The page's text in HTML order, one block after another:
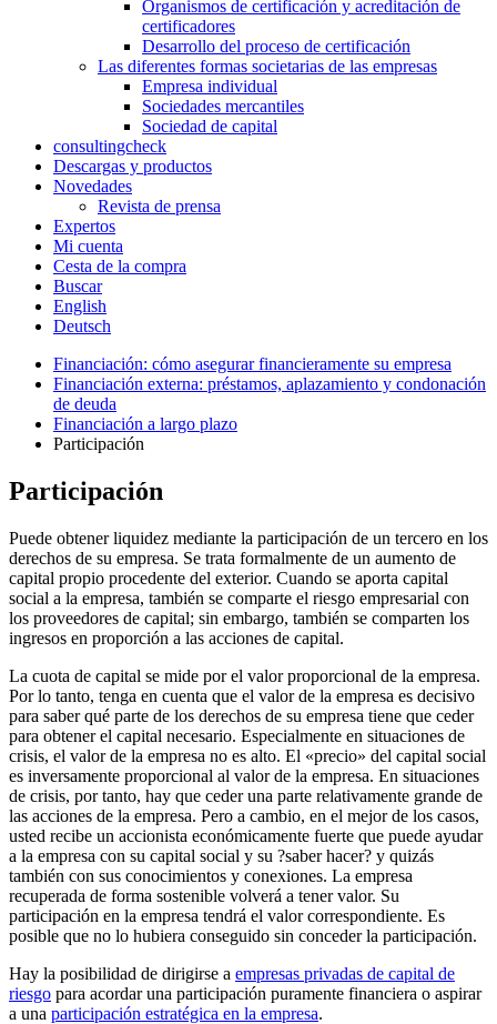
Organismos de certificación y acreditación de
certificadores
Desarrollo del proceso de certificación
Las diferentes formas societarias de las empresas
Empresa individual
Sociedades mercantiles
Sociedad de capital
consultingcheck
Descargas y productos
Novedades
Revista de prensa
Expertos
Mi cuenta
Cesta de la compra
Buscar
English
Deutsch
Financiación: cómo asegurar financieramente su empresa
Financiación externa: préstamos, aplazamiento y condonación
de deuda
Financiación a largo plazo
Participación
Participación
Puede obtener liquidez mediante la participación de un tercero en los
derechos de su empresa. Se trata formalmente de un aumento de
capital propio procedente del exterior. Cuando se aporta capital
social a la empresa, también se comparte el riesgo empresarial con
los proveedores de capital; sin embargo, también se comparten los
ingresos en proporción a las acciones de capital.
La cuota de capital se mide por el valor proporcional de la empresa.
Por lo tanto, tenga en cuenta que el valor de la empresa es decisivo
para saber qué parte de los derechos de su empresa tiene que ceder
para obtener el capital necesario. Especialmente en situaciones de
crisis, el valor de la empresa no es alto. El «precio» del capital social
es inversamente proporcional al valor de la empresa. En situaciones
de crisis, por tanto, hay que ceder una parte relativamente grande de
las acciones de la empresa. Pero a cambio, en el mejor de los casos,
usted recibe un accionista económicamente fuerte que puede ayudar
a la empresa con su capital social y su ?saber hacer? y quizás
también con sus conocimientos y conexiones. La empresa
recuperada de forma sostenible volverá a tener valor. Su
participación en la empresa tendrá el valor correspondiente. Es
posible que no lo hubiera conseguido sin conceder la participación.
Hay la posibilidad de dirigirse a empresas privadas de capital de
riesgo para acordar una participación puramente financiera o aspirar
a una participación estratégica en la empresa.